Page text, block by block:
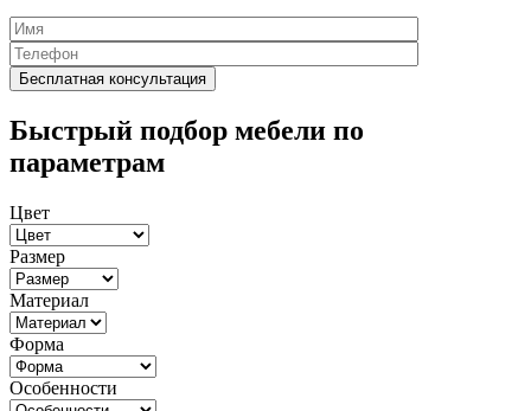
Быстрый подбор мебели по
параметрам
Цвет
Размер
Материал
Форма
Особенности